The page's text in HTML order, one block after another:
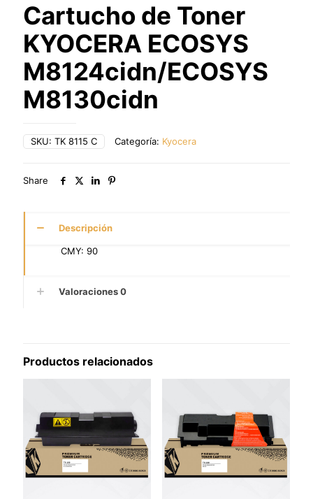
Cartucho de Toner
KYOCERA ECOSYS
M8124cidn/ECOSYS
M8130cidn
SKU: TK 8115 C Categoría: Kyocera
Share
Descripción
CMY: 90
Valoraciones0
Productos relacionados